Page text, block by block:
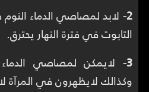
2- لابد لمصاصي الدماء
التابوت في فترة النهار يحترق.
3- لايمكن لمصاصي الدماء
وكذالك لايظهرون في المرآة